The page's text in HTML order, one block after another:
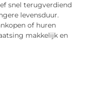
snel terugverdiend
levensduur.
of huren
makkelijk en